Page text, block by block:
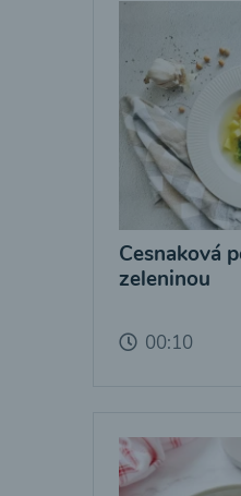
Cesnaková
zeleninou
00:10